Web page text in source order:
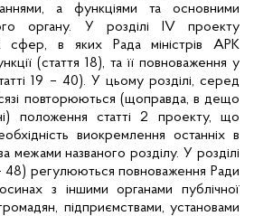
а функціями та основними
органу. У розділі ІV проекту
сфер, в яких Рада міністрів АРК
(стаття 18), та її повноваження у
19 – 40). У цьому розділі, серед
повторюються (щоправда, в дещо
положення статті 2 проекту, що
виокремлення останніх в
межами названого розділу. У розділі
48) регулюються повноваження Ради
з іншими органами публічної
підприємствами, установами